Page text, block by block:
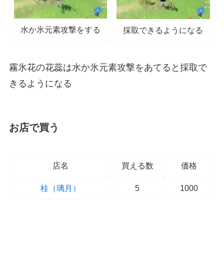
水か氷元素攻撃をする 採取できるようになる
霧氷花の花蕊は水か氷元素攻撃をあてると採取で
きるようになる
お店で買う
店名 買える数 価格
桂（璃月） 5 1000